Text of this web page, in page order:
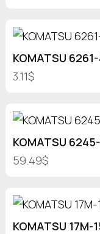
KOMATSU
3.11$
KOMATSU
59.49$
KOMATSU 17M-